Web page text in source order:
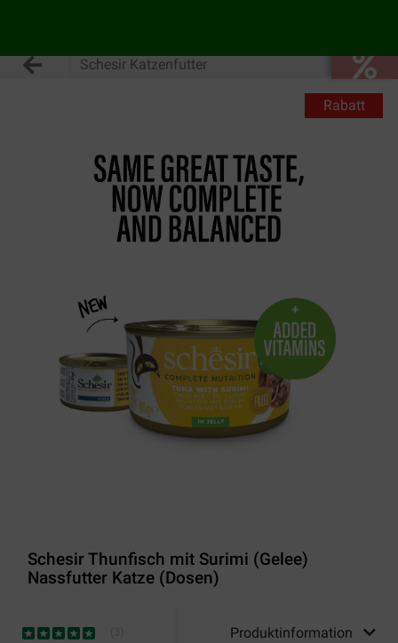
Schesir Katzenfutter
Rabatt
Schesir Thunfisch mit Surimi (Gelee)
Nassfutter Katze (Dosen)
Produktinformation